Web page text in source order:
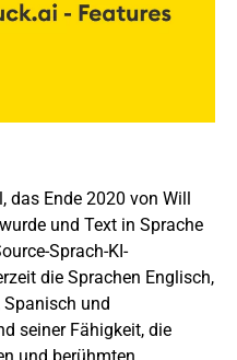
das Ende 2020 von Will
und Text in Sprache
Sprach-KI-
die Sprachen Englisch,
und
seiner Fähigkeit, die
und berühmten